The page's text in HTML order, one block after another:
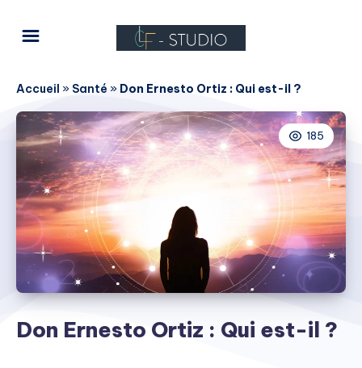
Accueil » Santé » Don Ernesto Ortiz : Qui est-il ?
185
Don Ernesto Ortiz : Qui est-il ?